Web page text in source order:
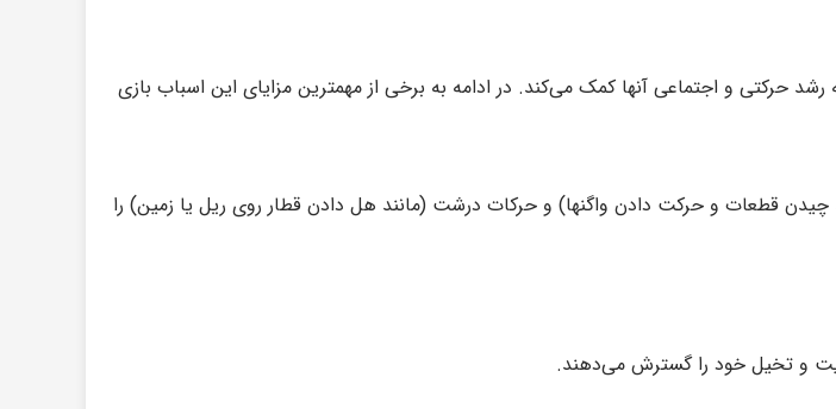
حرکتی و اجتماعی آنها کمک می‌کند. در ادامه به برخی از مهمترین مزایای این اسباب بازی
چیدن قطعات و حرکت دادن واگنها) و حرکات درشت (مانند هل دادن قطار روی ریل یا زمین) را
و تخیل خود را گسترش می‌دهند.